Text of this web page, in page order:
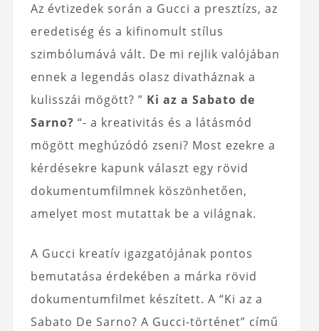
Az évtizedek során a Gucci a presztízs, az
eredetiség és a kifinomult stílus
szimbólumává vált. De mi rejlik valójában
ennek a legendás olasz divatháznak a
kulisszái mögött? ” Ki az a Sabato de
Sarno? “- a kreativitás és a látásmód
mögött meghúzódó zseni? Most ezekre a
kérdésekre kapunk választ egy rövid
dokumentumfilmnek köszönhetően,
amelyet most mutattak be a világnak.
A Gucci kreatív igazgatójának pontos
bemutatása érdekében a márka rövid
dokumentumfilmet készített. A “Ki az a
Sabato De Sarno? A Gucci-történet” című